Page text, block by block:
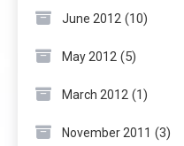
June 2012 (10)
May 2012 (5)
March 2012 (1)
November 2011 (3)